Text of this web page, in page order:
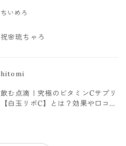
ちいめろ
祝🌸琉ちゃろ
hitomi
飲む点滴！究極のビタミンCサプリ
【白玉リポC】とは？効果や口コミ